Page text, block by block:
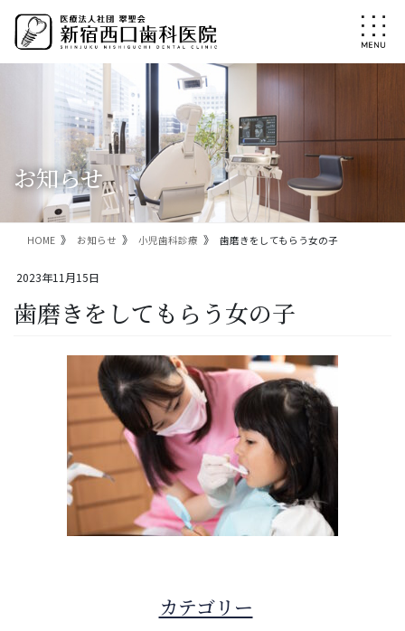
ン
ー
お知らせ
HOME お知らせ 小児歯科診療 歯磨きをしてもらう女の子
2023年11月15日
歯磨きをしてもらう女の子
カテゴリー